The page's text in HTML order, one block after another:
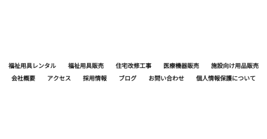
福祉用具レンタル 福祉用具販売 住宅改修工事 医療機器販売
施設向け用品販売
会社概要
アクセス 採用情報 ブログ お問い合わせ 個人情報保護について